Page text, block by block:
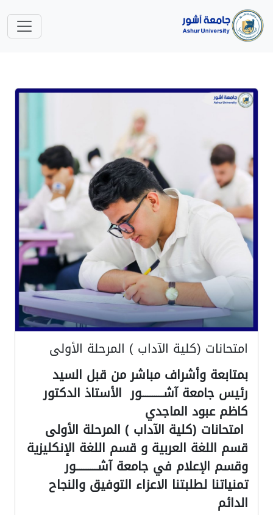
امتحانات (كلية الآداب ) المرحلة الأولى
بمتابعة وأشراف مباشر من قبل السيد
رئيس جامعة آشــــــــــــور الأستاذ الدكتور
كاظم عبود الماجدي
‎‏‎ امتحانات (كلية الآداب ) المرحلة الأولى
قسم اللغة العربية و قسم اللغة الإنكليزية
وقسم الإعلام في جامعة آشــــــــــــور
تمنياتنا لطلبتنا الاعزاء التوفيق والنجاح
الدائم